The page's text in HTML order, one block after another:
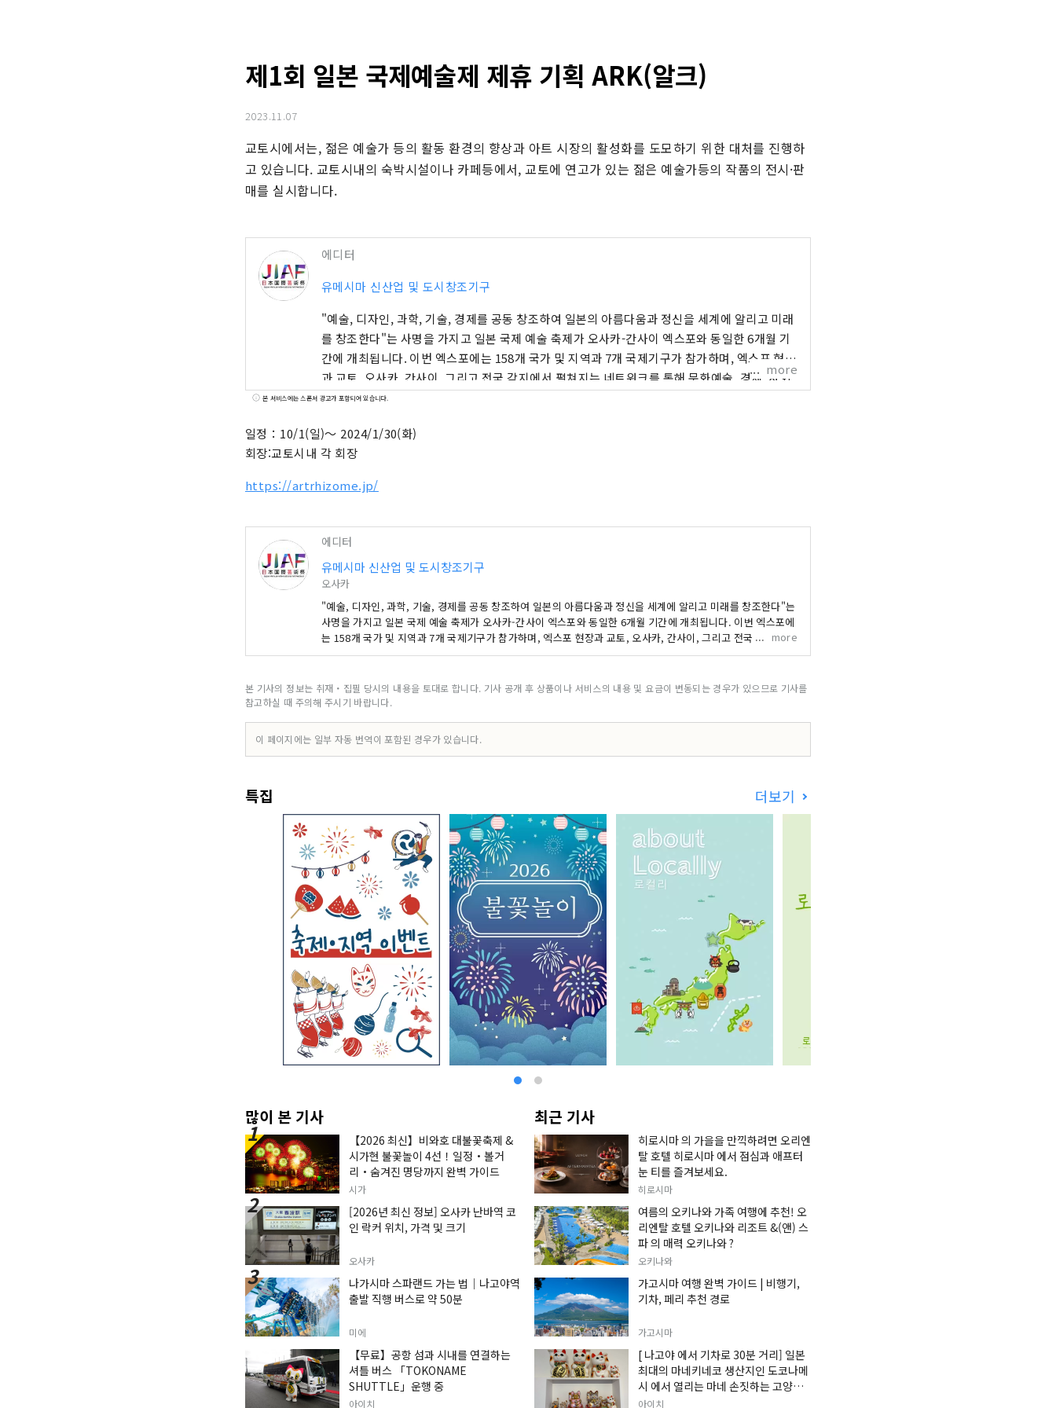
제1회 일본 국제예술제 제휴 기획 ARK(알크)
2023.11.07
교토시에서는, 젊은 예술가 등의 활동 환경의 향상과 아트 시장의 활성화를 도모하기 위한 대처를 진행하
고 있습니다. 교토시내의 숙박시설이나 카페등에서, 교토에 연고가 있는 젊은 예술가등의 작품의 전시·판
매를 실시합니다.
에디터
유메시마 신산업 및 도시창조기구
"예술, 디자인, 과학, 기술, 경제를 공동 창조하여 일본의 아름다움과 정신을 세계에 알리고 미래
를 창조한다"는 사명을 가지고 일본 국제 예술 축제가 오사카-간사이 엑스포와 동일한 6개월 기
간에 개최됩니다. 이번 엑스포에는 158개 국가 및 지역과 7개 국제기구가 참가하며, 엑스포 현장
과 교토, 오사카, 간사이, 그리고 전국 각지에서 펼쳐지는 네트워크를 통해 문화예술, 경제, 사회
의 선순환과 삶이 빛나는 웰빙 미래를 만들어가는 데 기여할 것입니다. 이번 엑스포를 통해 전 세
대합니다. ************************************** 유메시마 신산업 및 도시창조기구(주) /
사무국: 건강한 도시디자인연구소(주) https://yumeshimakikou.org/ 마이니치 신문사 빌
info@yumeshimakikou.com 전화: 06-6136-8803
more
본 서비스에는 스폰서 광고가 포함되어 있습니다.
일정：10/1(일)～ 2024/1/30(화)
회장:교토시내 각 회장
https://artrhizome.jp/
에디터
유메시마 신산업 및 도시창조기구
오사카
"예술, 디자인, 과학, 기술, 경제를 공동 창조하여 일본의 아름다움과 정신을 세계에 알리고 미래를 창조한다"는
사명을 가지고 일본 국제 예술 축제가 오사카-간사이 엑스포와 동일한 6개월 기간에 개최됩니다. 이번 엑스포에
는 158개 국가 및 지역과 7개 국제기구가 참가하며, 엑스포 현장과 교토, 오사카, 간사이, 그리고 전국 각지에서
펼쳐지는 네트워크를 통해 문화예술, 경제, 사회의 선순환과 삶이 빛나는 웰빙 미래를 만들어가는 데 기여할 것
혀갈 수 있기를 기대합니다. ************************************** 유메시마 신산업 및 도시창조기구(주)
/ 사무국: 건강한 도시디자인연구소(주) https://yumeshimakikou.org/ 마이니치 신문사 빌딩, 오사카시 기
***************************************
more
본 기사의 정보는 취재・집필 당시의 내용을 토대로 합니다. 기사 공개 후 상품이나 서비스의 내용 및 요금이 변동되는 경우가 있으므로 기사를
참고하실 때 주의해 주시기 바랍니다.
이 페이지에는 일부 자동 번역이 포함된 경우가 있습니다.
특집 더보기
많이 본 기사
【2026 최신】비와호 대불꽃축제 &
시가현 불꽃놀이 4선！일정・볼거
리・숨겨진 명당까지 완벽 가이드
시가
[2026년 최신 정보] 오사카 난바역 코
인 락커 위치, 가격 및 크기
오사카
나가시마 스파랜드 가는 법｜나고야역
출발 직행 버스로 약 50분
미에
【무료】공항 섬과 시내를 연결하는
셔틀 버스 「TOKONAME
SHUTTLE」운행 중
아이치
최근 기사
히로시마 의 가을을 만끽하려면 오리엔
탈 호텔 히로시마 에서 점심과 애프터
눈 티를 즐겨보세요.
히로시마
여름의 오키나와 가족 여행에 추천! 오
리엔탈 호텔 오키나와 리조트 &(앤) 스
파 의 매력 오키나와 ?
오키나와
가고시마 여행 완벽 가이드 | 비행기,
기차, 페리 추천 경로
가고시마
[ 나고야 에서 기차로 30분 거리] 일본
최대의 마네키네코 생산지인 도코나메
시 에서 열리는 마네 손짓하는 고양이(
손짓하는 고양이 ) 전시회에 대한 정보
아이치